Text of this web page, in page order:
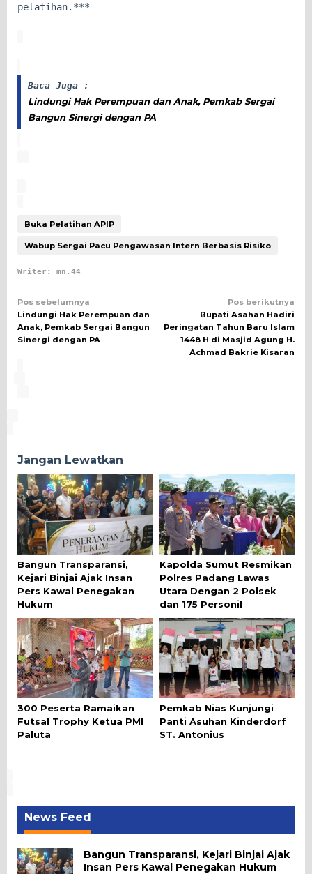
pelatihan.***
Baca Juga :
Lindungi Hak Perempuan dan Anak, Pemkab Sergai
Bangun Sinergi dengan PA
Buka Pelatihan APIP
Wabup Sergai Pacu Pengawasan Intern Berbasis Risiko
Writer: mn.44
Navigasi
pos
Pos sebelumnya
Lindungi Hak Perempuan dan
Anak, Pemkab Sergai Bangun
Sinergi dengan PA
Pos berikutnya
Bupati Asahan Hadiri
Peringatan Tahun Baru Islam
1448 H di Masjid Agung H.
Achmad Bakrie Kisaran
Jangan Lewatkan
Bangun Transparansi,
Kejari Binjai Ajak Insan
Pers Kawal Penegakan
Hukum
Kapolda Sumut Resmikan
Polres Padang Lawas
Utara Dengan 2 Polsek
dan 175 Personil
300 Peserta Ramaikan
Futsal Trophy Ketua PMI
Paluta
Pemkab Nias Kunjungi
Panti Asuhan Kinderdorf
ST. Antonius
News Feed
Bangun Transparansi, Kejari Binjai Ajak
Insan Pers Kawal Penegakan Hukum